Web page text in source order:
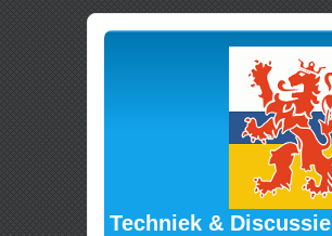
Techniek & Discussie